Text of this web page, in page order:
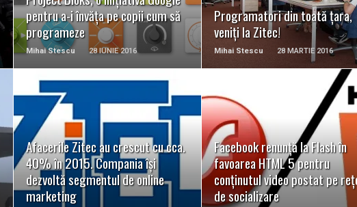
pentru a-i învăța pe copii cum să
programeze
Mihai Stescu 28 IUNIE 2016
Programatori din toată țara,
veniți la Zitec!
Mihai Stescu 28 MARTIE 2016
Afacerile Zitec au crescut cu cca.
40% în 2015. Compania își
dezvoltă segmentul de online
marketing
READ MORE
Facebook renunță la Flash în
favoarea HTML 5 pentru
conținutul video postat pe
de socializare
READ MORE